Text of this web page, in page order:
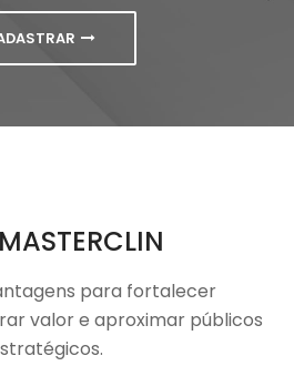
para fortalecer
valor e aproximar públicos